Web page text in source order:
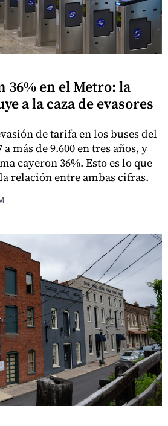
36% en el Metro: la
a la caza de evasores
de tarifa en los buses del
más de 9.600 en tres años, y
cayeron 36%. Esto es lo que
relación entre ambas cifras.